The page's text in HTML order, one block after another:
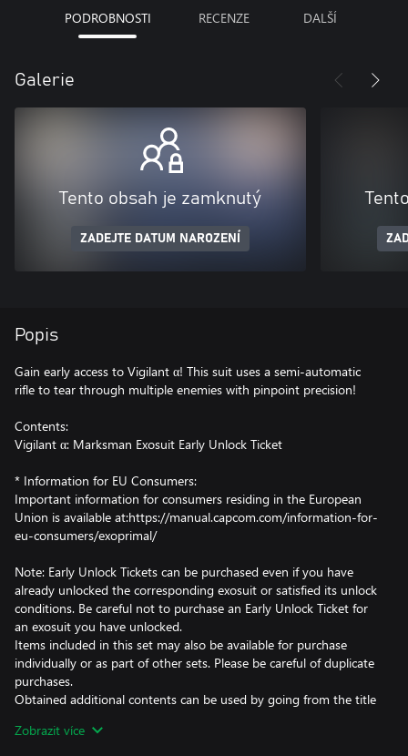
PODROBNOSTI RECENZE DALŠÍ
Galerie
Tento obsah je zamknutý
ZADEJTE DATUM NAROZENÍ
Popis
Gain early access to Vigilant α! This suit uses a semi-automatic
rifle to tear through multiple enemies with pinpoint precision!
Contents:
Vigilant α: Marksman Exosuit Early Unlock Ticket
* Information for EU Consumers:
Important information for consumers residing in the European
Union is available at:https://manual.capcom.com/information-for-
eu-consumers/exoprimal/
Note: Early Unlock Tickets can be purchased even if you have
already unlocked the corresponding exosuit or satisfied its unlock
conditions. Be careful not to purchase an Early Unlock Ticket for
an exosuit you have unlocked.
Items included in this set may also be available for purchase
individually or as part of other sets. Please be careful of duplicate
purchases.
Obtained additional contents can be used by going from the title
Note: This DLC is only playable on the Microsoft account that
Zobrazit více